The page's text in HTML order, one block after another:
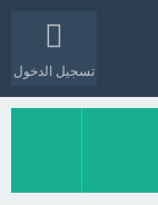
تسجيل الدخول